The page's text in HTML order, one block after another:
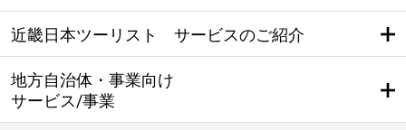
近畿日本ツーリスト サービスのご紹介
地方自治体・事業向け
サービス/事業